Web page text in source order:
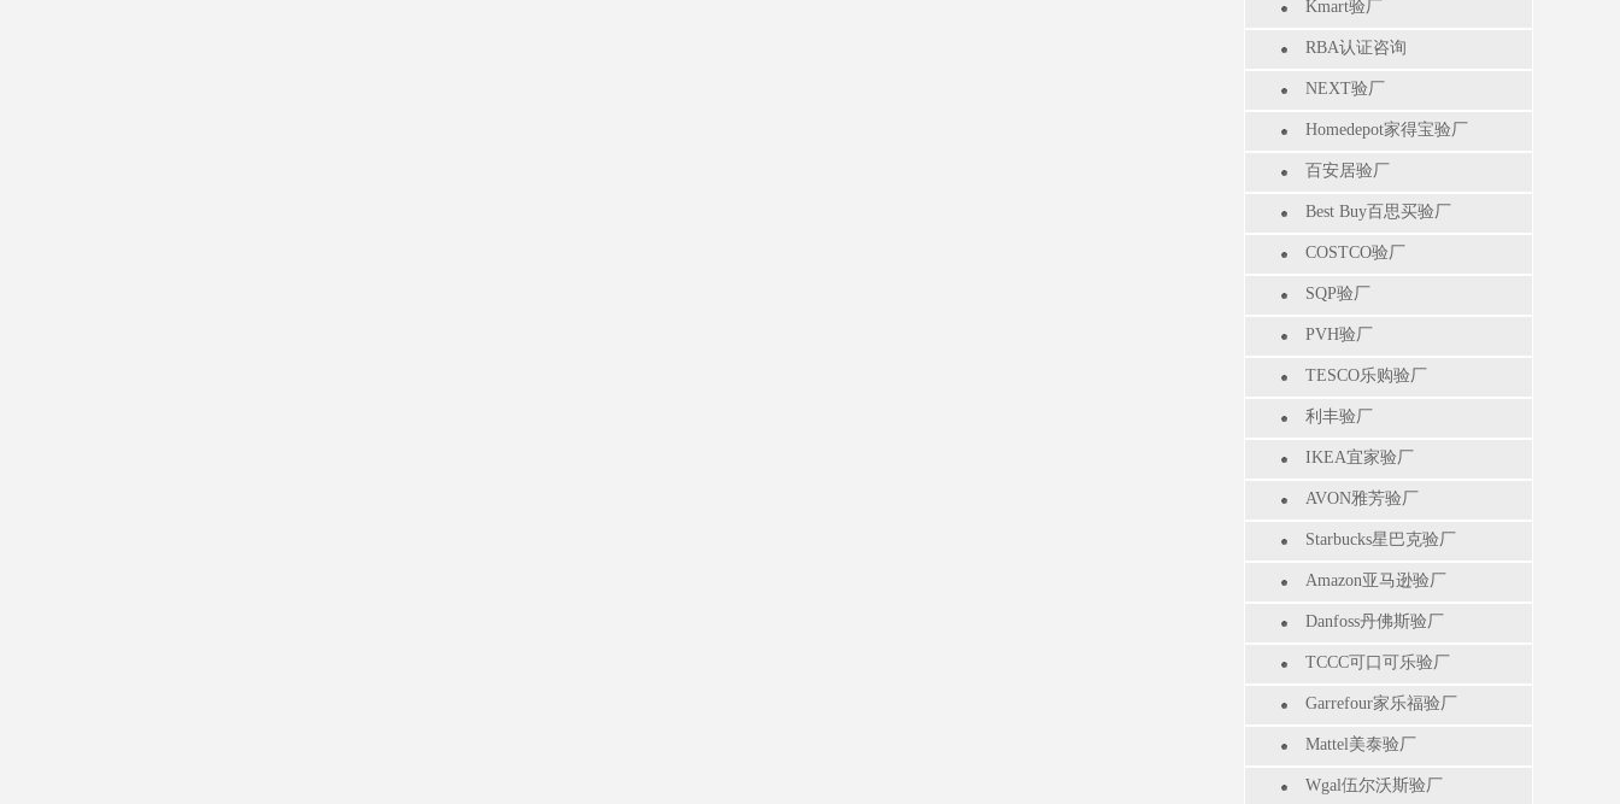
Kmart验厂
RBA认证咨询
NEXT验厂
Homedepot家得宝验厂
百安居验厂
Best Buy百思买验厂
COSTCO验厂
SQP验厂
PVH验厂
TESCO乐购验厂
利丰验厂
IKEA宜家验厂
AVON雅芳验厂
Starbucks星巴克验厂
Amazon亚马逊验厂
Danfoss丹佛斯验厂
TCCC可口可乐验厂
Garrefour家乐福验厂
Mattel美泰验厂
Wgal伍尔沃斯验厂